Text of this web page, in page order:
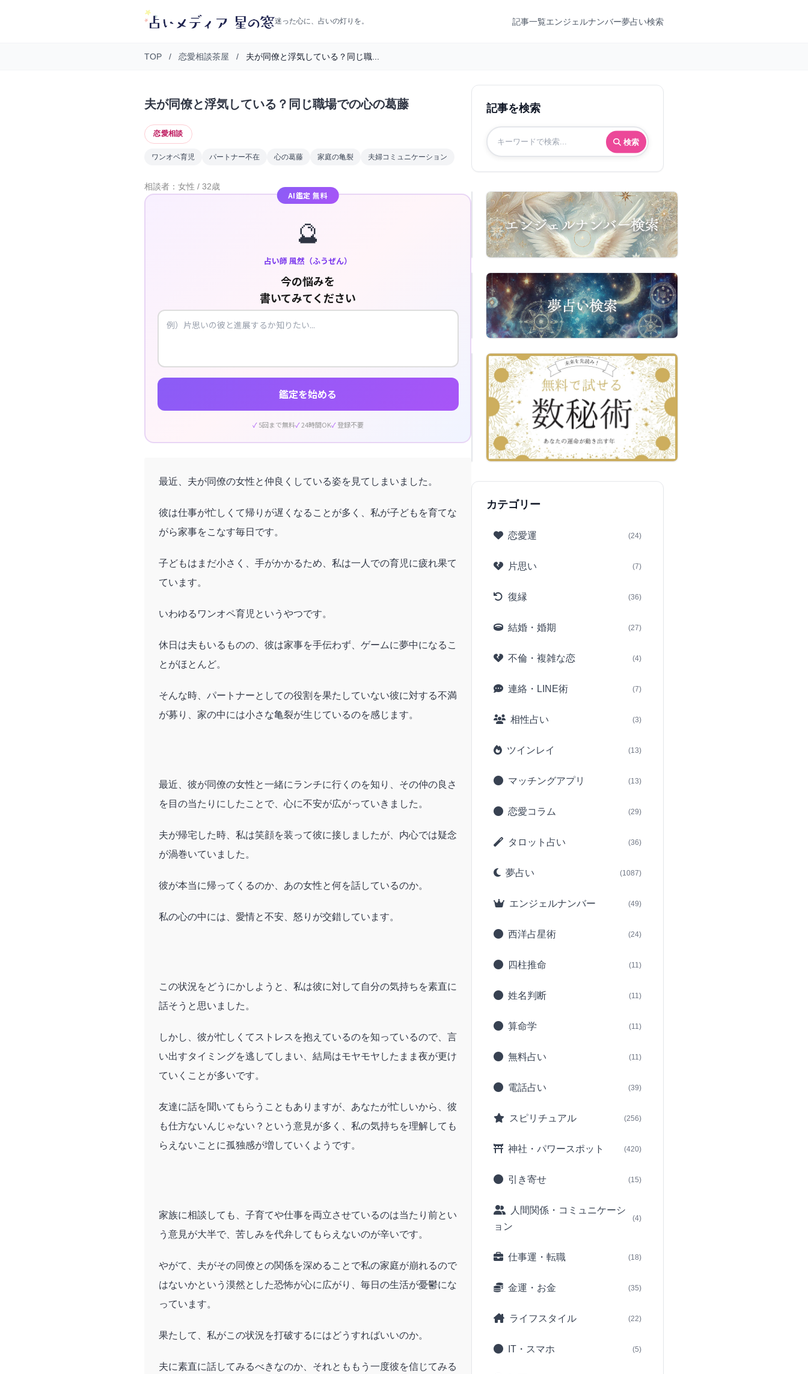
迷った心に、占いの灯りを。 記事一覧エンジェルナンバー夢占い検索
TOP / 恋愛相談茶屋 / 夫が同僚と浮気している？同じ職...
夫が同僚と浮気している？同じ職場での心の葛藤
恋愛相談
ワンオペ育児 パートナー不在 心の葛藤 家庭の亀裂 夫婦コミュニケーション
相談者：女性 / 32歳
AI鑑定 無料
🔮
占い師 風然（ふうぜん）
今の悩みを
書いてみてください
鑑定を始める
5回まで無料 24時間OK 登録不要
最近、夫が同僚の女性と仲良くしている姿を見てしまいました。
彼は仕事が忙しくて帰りが遅くなることが多く、私が子どもを育てな
がら家事をこなす毎日です。
子どもはまだ小さく、手がかかるため、私は一人での育児に疲れ果て
ています。
いわゆるワンオペ育児というやつです。
休日は夫もいるものの、彼は家事を手伝わず、ゲームに夢中になるこ
とがほとんど。
そんな時、パートナーとしての役割を果たしていない彼に対する不満
が募り、家の中には小さな亀裂が生じているのを感じます。
最近、彼が同僚の女性と一緒にランチに行くのを知り、その仲の良さ
を目の当たりにしたことで、心に不安が広がっていきました。
夫が帰宅した時、私は笑顔を装って彼に接しましたが、内心では疑念
が渦巻いていました。
彼が本当に帰ってくるのか、あの女性と何を話しているのか。
私の心の中には、愛情と不安、怒りが交錯しています。
この状況をどうにかしようと、私は彼に対して自分の気持ちを素直に
話そうと思いました。
しかし、彼が忙しくてストレスを抱えているのを知っているので、言
い出すタイミングを逃してしまい、結局はモヤモヤしたまま夜が更け
ていくことが多いです。
友達に話を聞いてもらうこともありますが、あなたが忙しいから、彼
も仕方ないんじゃない？という意見が多く、私の気持ちを理解しても
らえないことに孤独感が増していくようです。
家族に相談しても、子育てや仕事を両立させているのは当たり前とい
う意見が大半で、苦しみを代弁してもらえないのが辛いです。
やがて、夫がその同僚との関係を深めることで私の家庭が崩れるので
はないかという漠然とした恐怖が心に広がり、毎日の生活が憂鬱にな
っています。
果たして、私がこの状況を打破するにはどうすればいいのか。
夫に素直に話してみるべきなのか、それとももう一度彼を信じてみる
記事を検索
検索
カテゴリー
恋愛運 (24)
片思い (7)
復縁 (36)
結婚・婚期 (27)
不倫・複雑な恋 (4)
連絡・LINE術 (7)
相性占い (3)
ツインレイ (13)
マッチングアプリ (13)
恋愛コラム (29)
タロット占い (36)
夢占い (1087)
エンジェルナンバー (49)
西洋占星術 (24)
四柱推命 (11)
姓名判断 (11)
算命学 (11)
無料占い (11)
電話占い (39)
スピリチュアル (256)
神社・パワースポット (420)
引き寄せ (15)
人間関係・コミュニケーシ
ョン
(4)
仕事運・転職 (18)
金運・お金 (35)
ライフスタイル (22)
IT・スマホ (5)